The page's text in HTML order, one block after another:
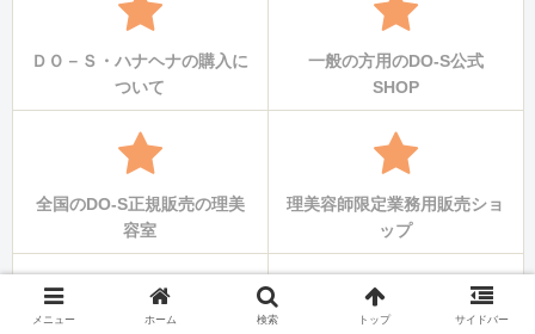
ＤＯ－Ｓ・ハナヘナの購入に
ついて
一般の方用のDO-S公式
SHOP
全国のDO-S正規販売の理美
容室
理美容師限定業務用販売ショ
ップ
メニュー ホーム 検索 トップ サイドバー